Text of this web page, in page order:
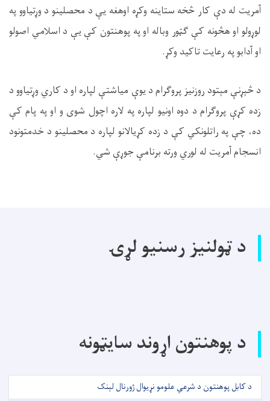
آمریت له دې کار څخه ستاینه وکړه اوهغه یې د محصلینو د وړتیاوو په
لوړولو او هڅونه کې ګټور وباله او په پوهنتون کې یې د اسلامي اصولو
او آدابو په رعایت تاکید وکړ.
د څېړنې مېتود روزنیز پروګرام د یوې میاشتې لپاره او د کاري وړتیاوو د
زده کړې پروګرام د دوه اونیو لپاره په لاره اچول شوی و او په پام کې
ده، چې په راتلونکي کې د زده کړیالانو لپاره د محصلینو د خدمتونود
انسجام آمریت له لوري ورته برنامې جوړې شي.
د ټولنیز رسنیو لړۍ
د پوهنتون اړوند سایټونه
د کابل پوهنتون د شرعي علومو نړیوال ژورنال لېنک